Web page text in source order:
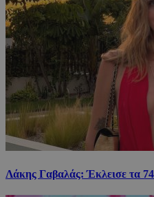
Λάκης Γαβαλάς: Έκλεισε τα 74